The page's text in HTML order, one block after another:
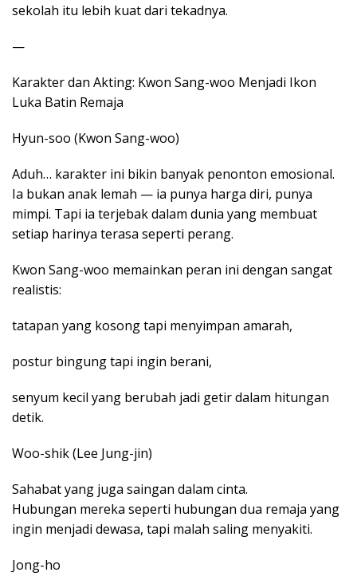
sekolah itu lebih kuat dari tekadnya.
—
Karakter dan Akting: Kwon Sang-woo Menjadi Ikon
Luka Batin Remaja
Hyun-soo (Kwon Sang-woo)
Aduh… karakter ini bikin banyak penonton emosional.
Ia bukan anak lemah — ia punya harga diri, punya
mimpi. Tapi ia terjebak dalam dunia yang membuat
setiap harinya terasa seperti perang.
Kwon Sang-woo memainkan peran ini dengan sangat
realistis:
tatapan yang kosong tapi menyimpan amarah,
postur bingung tapi ingin berani,
senyum kecil yang berubah jadi getir dalam hitungan
detik.
Woo-shik (Lee Jung-jin)
Sahabat yang juga saingan dalam cinta.
Hubungan mereka seperti hubungan dua remaja yang
ingin menjadi dewasa, tapi malah saling menyakiti.
Jong-ho